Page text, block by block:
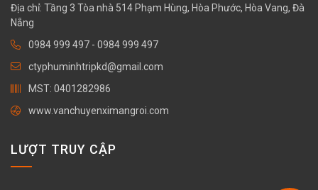
Địa chỉ: Tầng 3 Tòa nhà 514 Phạm Hùng, Hòa Phước, Hòa Vang, Đà
Nẵng
0984 999 497 - 0984 999 497
ctyphuminhtripkd@gmail.com
MST: 0401282986
www.vanchuyenximangroi.com
LƯỢT TRUY CẬP